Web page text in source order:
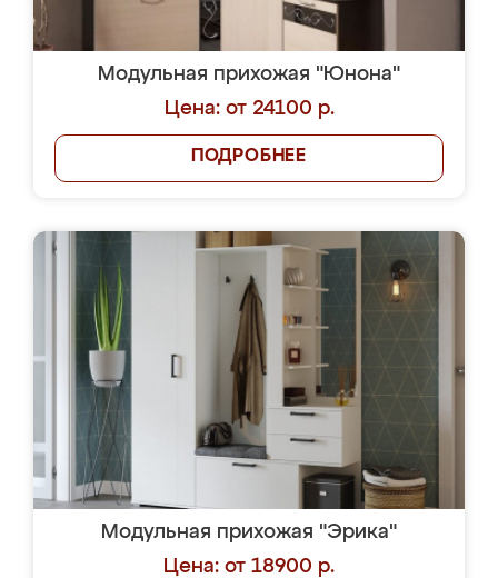
Модульная прихожая "Юнона"
Цена: от 24100 р.
ПОДРОБНЕЕ
Модульная прихожая "Эрика"
Цена: от 18900 р.